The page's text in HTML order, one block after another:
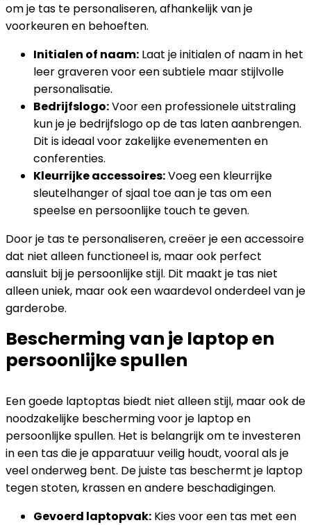
om je tas te personaliseren, afhankelijk van je
voorkeuren en behoeften.
Initialen of naam: Laat je initialen of naam in het
leer graveren voor een subtiele maar stijlvolle
personalisatie.
Bedrijfslogo:Voor een professionele uitstraling
kun je je bedrijfslogo op de tas laten aanbrengen.
Dit is ideaal voor zakelijke evenementen en
conferenties.
Kleurrijke accessoires:Voeg een kleurrijke
sleutelhanger of sjaal toe aan je tas om een
speelse en persoonlijke touch te geven.
Door je tas te personaliseren, creëer je een accessoire
dat niet alleen functioneel is, maar ook perfect
aansluit bij je persoonlijke stijl. Dit maakt je tas niet
alleen uniek, maar ook een waardevol onderdeel van je
garderobe.
Bescherming van je laptop en
persoonlijke spullen
Een goede laptoptas biedt niet alleen stijl, maar ook de
noodzakelijke bescherming voor je laptop en
persoonlijke spullen. Het is belangrijk om te investeren
in een tas die je apparatuur veilig houdt, vooral als je
veel onderweg bent. De juiste tas beschermt je laptop
tegen stoten, krassen en andere beschadigingen.
Gevoerd laptopvak: Kies voor een tas met een